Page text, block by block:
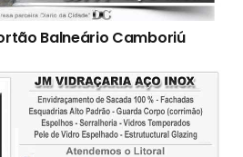
Balneário Camboriú